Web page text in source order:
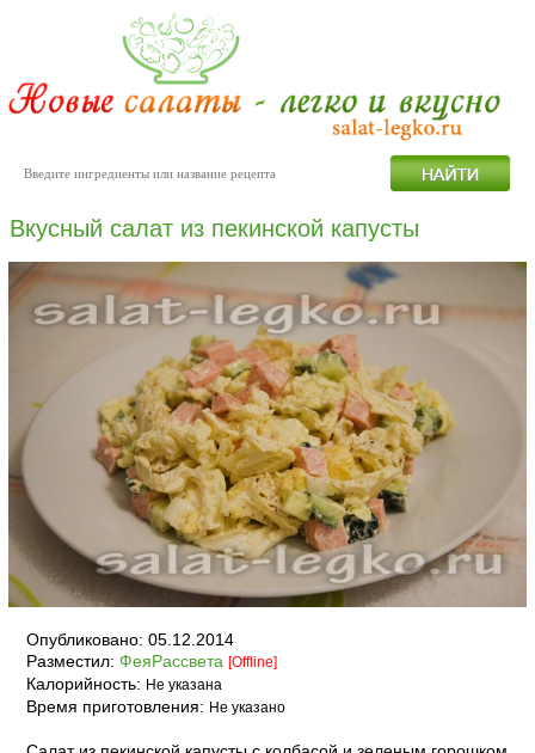
Вкусный салат из пекинской капусты
Опубликовано: 05.12.2014
Разместил: ФеяРассвета [Offline]
Калорийность: Не указана
Время приготовления: Не указано